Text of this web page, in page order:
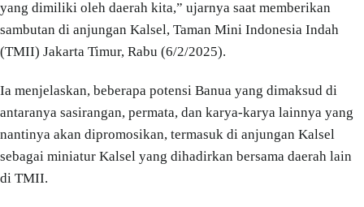
yang dimiliki oleh daerah kita,” ujarnya saat memberikan
sambutan di anjungan Kalsel, Taman Mini Indonesia Indah
(TMII) Jakarta Timur, Rabu (6/2/2025).
Ia menjelaskan, beberapa potensi Banua yang dimaksud di
antaranya sasirangan, permata, dan karya-karya lainnya yang
nantinya akan dipromosikan, termasuk di anjungan Kalsel
sebagai miniatur Kalsel yang dihadirkan bersama daerah lain
di TMII.